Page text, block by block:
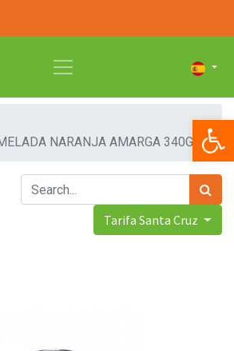
NARANJA AMARGA 340G
Tarifa Santa Cruz